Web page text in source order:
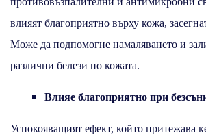
влияят благоприятно върху кожа,
Може да подпомогне намаляването и
различни белези по кожата.
Влияе благоприятно при
Успокояващият ефект, който притежава